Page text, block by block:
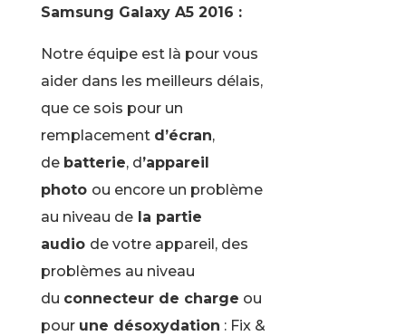
Samsung Galaxy A5 2016 :
Notre équipe est là pour vous
aider dans les meilleurs délais,
que ce sois pour un
remplacement d’écran,
de batterie, d’appareil
photo ou encore un problème
au niveau dela partie
audio de votre appareil, des
problèmes au niveau
du connecteur de charge ou
pour une désoxydation : Fix &